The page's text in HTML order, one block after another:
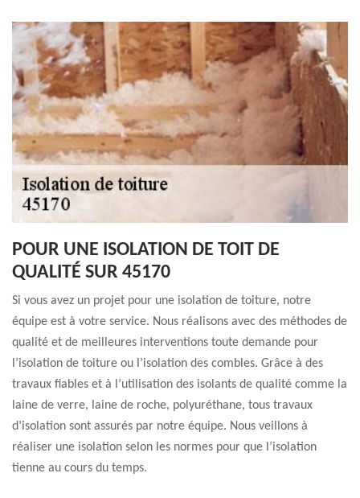
POUR UNE ISOLATION DE TOIT DE
QUALITÉ SUR 45170
Si vous avez un projet pour une isolation de toiture, notre
équipe est à votre service. Nous réalisons avec des méthodes de
qualité et de meilleures interventions toute demande pour
l’isolation de toiture ou l’isolation des combles. Grâce à des
travaux fiables et à l’utilisation des isolants de qualité comme la
laine de verre, laine de roche, polyuréthane, tous travaux
d’isolation sont assurés par notre équipe. Nous veillons à
réaliser une isolation selon les normes pour que l’isolation
tienne au cours du temps.